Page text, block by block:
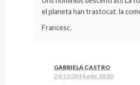
el planeta han trastocat. la
Francesc.
GABRIELA CASTRO
24/12/2014 a las 18:00